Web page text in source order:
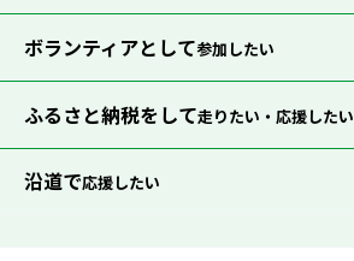
ボランティアとして参加したい
ふるさと納税をして走りたい・応援したい
沿道で応援したい